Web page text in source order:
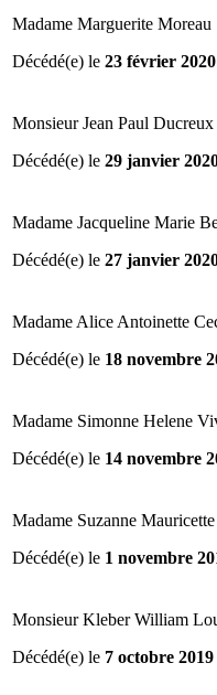
Madame Marguerite Moreau
Décédé(e) le 23 février 2020
Monsieur Jean Paul Ducreux
Décédé(e) le 29 janvier
Madame Jacqueline Marie
Décédé(e) le 27 janvier
Madame Alice Antoinette
Décédé(e) le 18 novembre
Madame Simonne Helene
Décédé(e) le 14 novembre
Madame Suzanne
Décédé(e) le 1 novembre
Monsieur Kleber William
Décédé(e) le 7 octobre 2019